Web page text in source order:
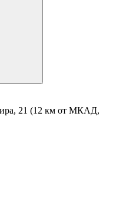
21 (12 км от МКАД,